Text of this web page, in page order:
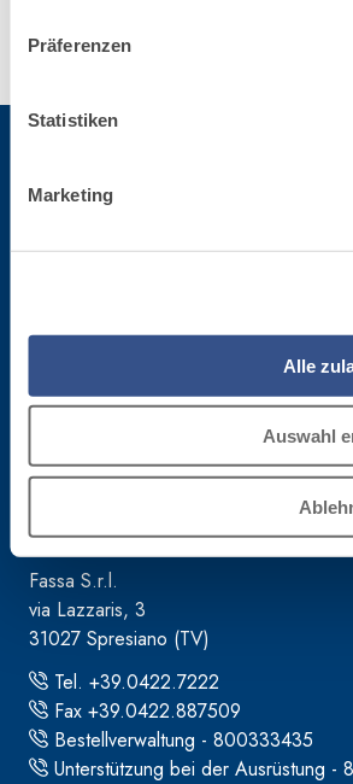
Präferenzen
Statistiken
Marketing
Alle
Auswahl
Für die Newsletter
Fassa S.r.l.
via Lazzaris, 3
31027 Spresiano (TV)
Tel. +39.0422.7222
Fax +39.0422.887509
Bestellverwaltung - 800333435
Unterstützung bei der Ausrüstung -